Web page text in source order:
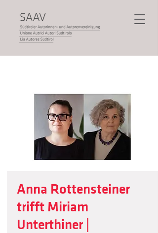
Anna Rottensteiner
trifft Miriam
Unterthiner |